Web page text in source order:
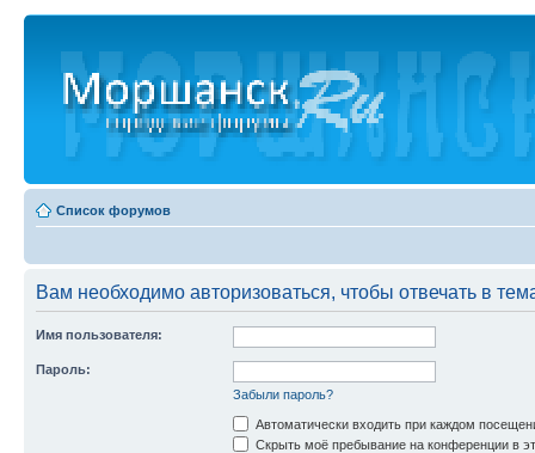
Список форумов
Вам необходимо авторизоваться, чтобы отвечать в
Имя пользователя:
Пароль:
Забыли пароль?
Автоматически входить при каждом
Скрыть моё пребывание на конференции в